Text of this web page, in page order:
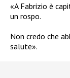
«A Fabrizio è
un rospo.
Non credo che
salute».